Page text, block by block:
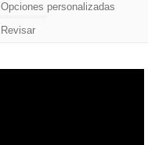
Opciones personalizadas
Revisar